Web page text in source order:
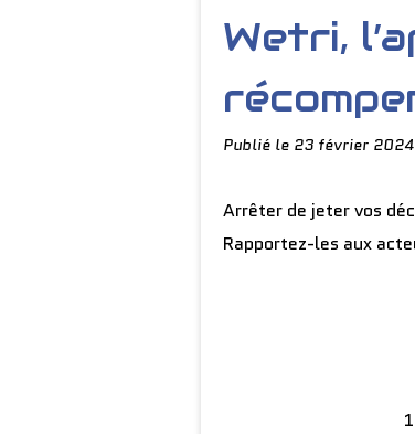
Wetri,
Publié le 23 février 2024
Arrêter de jeter vos
Rapportez-les aux